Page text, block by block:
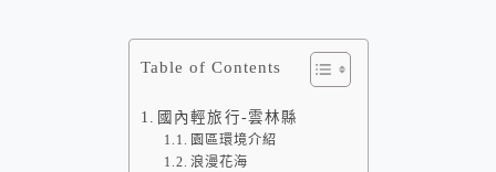
Table of Contents
國內輕旅行-雲林縣
園區環境介紹
浪漫花海